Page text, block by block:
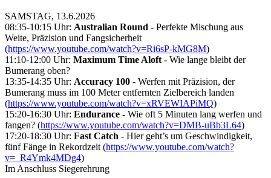
SAMSTAG, 13.6.2026
08:35-10:15 Uhr: Australian Round - Perfekte Mischung aus
Weite, Präzision und Fangsicherheit
(https://www.youtube.com/watch?v=Ri6sP-kMG8M)
11:10-12:00 Uhr: Maximum Time Aloft - Wie lange bleibt der
Bumerang oben?
13:35-14:35 Uhr: Accuracy 100 - Werfen mit Präzision, der
Bumerang muss im 100 Meter entfernten Zielbereich landen
(https://www.youtube.com/watch?v=xRVEWIAPiMQ)
15:20-16:30 Uhr: Endurance - Wie oft 5 Minuten lang werfen und
fangen? (https://www.youtube.com/watch?v=DMB-uBb3L64)
17:20-18:30 Uhr: Fast Catch - Hier geht’s um Geschwindigkeit,
fünf Fänge in Rekordzeit (https://www.youtube.com/watch?
v=_R4Ymk4MDg4)
Im Anschluss Siegerehrung